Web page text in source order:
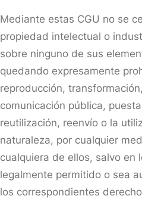
Mediante estas CGU no se
propiedad intelectual o
sobre ninguno de sus
quedando expresamente
reproducción,
comunicación pública,
reutilización, reenvío o la
naturaleza, por cualquier
cualquiera de ellos, salvo en
legalmente permitido o sea
los correspondientes